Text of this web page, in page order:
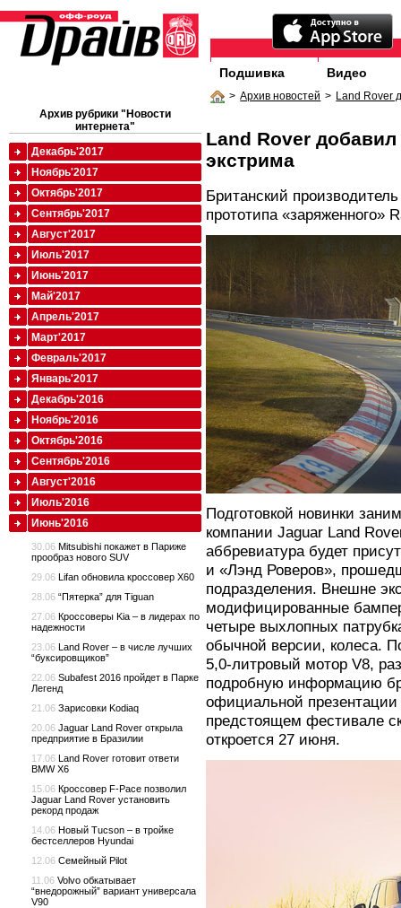
Подшивка Видео
> Архив новостей > Land Rover
Land Rover
экстрима
Британский
прототипа «заряженного»
Подготовкой новинки
компании Jaguar Land
аббревиатура будет
и «Лэнд Роверов»,
подразделения. Внешне
модифицированные
четыре выхлопных
обычной версии, колеса.
5,0-литровый мотор V8,
подробную информацию
официальной
предстоящем фестивале
откроется 27 июня.
Архив рубрики "Новости
интернета"
Декабрь'2017
Ноябрь'2017
Октябрь'2017
Сентябрь'2017
Август'2017
Июль'2017
Июнь'2017
Май'2017
Апрель'2017
Март'2017
Февраль'2017
Январь'2017
Декабрь'2016
Ноябрь'2016
Октябрь'2016
Сентябрь'2016
Август'2016
Июль'2016
Июнь'2016
30.06 Mitsubishi покажет в Париже
прообраз нового SUV
29.06 Lifan обновила кроссовер X60
28.06 “Пятерка” для Tiguan
27.06 Кроссоверы Kia – в лидерах по
надежности
23.06 Land Rover – в числе лучших
“буксировщиков”
22.06 Subafest 2016 пройдет в Парке
Легенд
21.06 Зарисовки Kodiaq
20.06 Jaguar Land Rover открыла
предприятие в Бразилии
17.06 Land Rover готовит ответи
BMW X6
15.06 Кроссовер F-Pace позволил
Jaguar Land Rover установить
рекорд продаж
14.06 Новый Tucson – в тройке
бестселлеров Hyundai
12.06 Семейный Pilot
11.06 Volvo обкатывает
“внедорожный” вариант универсала
V90